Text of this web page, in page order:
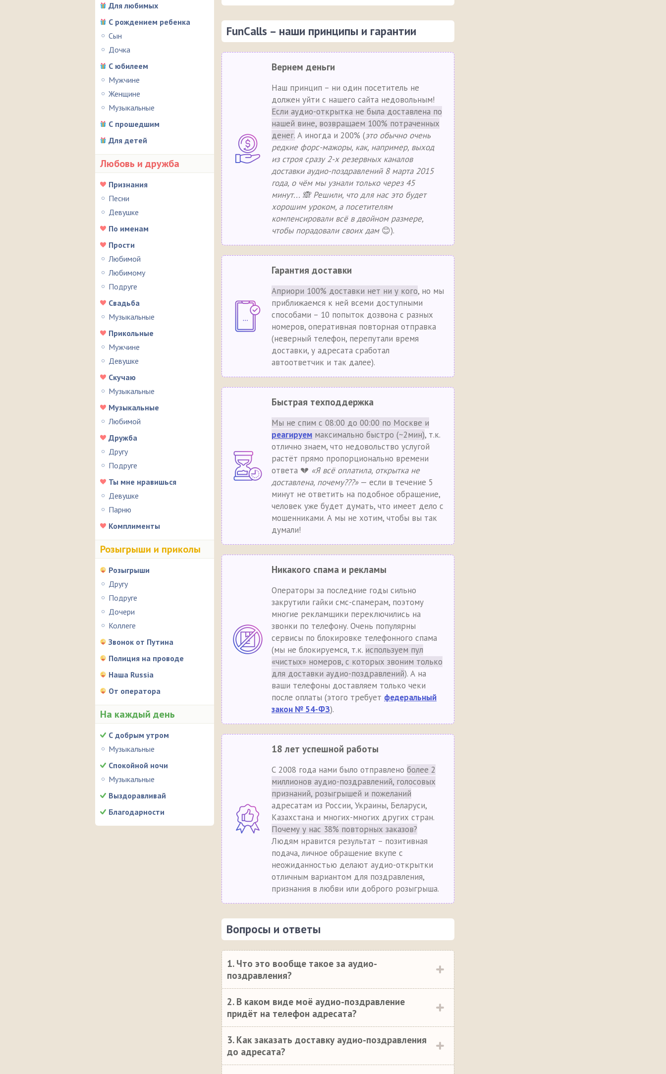
Для любимых
С рождением ребенка
Сын
Дочка
С юбилеем
Мужчине
Женщине
Музыкальные
С прошедшим
Для детей
Любовь и дружба
Признания
Песни
Девушке
По именам
Прости
Любимой
Любимому
Подруге
Свадьба
Музыкальные
Прикольные
Мужчине
Девушке
Скучаю
Музыкальные
Музыкальные
Любимой
Дружба
Другу
Подруге
Ты мне нравишься
Девушке
Парню
Комплименты
Розыгрыши и приколы
Розыгрыши
Другу
Подруге
Дочери
Коллеге
Звонок от Путина
Полиция на проводе
Наша Russia
От оператора
На каждый день
С добрым утром
Музыкальные
Спокойной ночи
Музыкальные
Выздоравливай
Благодарности
FunCalls – наши принципы и гарантии
Вернем деньги
Наш принцип – ни один посетитель не
должен уйти с нашего сайта недовольным!
Если аудио-открытка не была доставлена по
нашей вине, возвращаем 100% потраченных
денег. А иногда и 200% (это обычно очень
редкие форс-мажоры, как, например, выход
из строя сразу 2-х резервных каналов
доставки аудио-поздравлений 8 марта 2015
года, о чём мы узнали только через 45
минут... 🙈 Решили, что для нас это будет
хорошим уроком, а посетителям
компенсировали всё в двойном размере,
чтобы порадовали своих дам😊).
Гарантия доставки
Априори 100% доставки нет ни у кого, но мы
приближаемся к ней всеми доступными
способами – 10 попыток дозвона с разных
номеров, оперативная повторная отправка
(неверный телефон, перепутали время
доставки, у адресата сработал
автоответчик и так далее).
Быстрая техподдержка
Мы не спим с 08:00 до 00:00 по Москве и
реагируем максимально быстро (~2мин), т.к.
отлично знаем, что недовольство услугой
растёт прямо пропорционально времени
ответа 💔 «Я всё оплатила, открытка не
доставлена, почему???»— если в течение 5
минут не ответить на подобное обращение,
человек уже будет думать, что имеет дело с
мошенниками. А мы не хотим, чтобы вы так
думали!
Никакого спама и рекламы
Операторы за последние годы сильно
закрутили гайки смс-спамерам, поэтому
многие рекламщики переключились на
звонки по телефону. Очень популярны
сервисы по блокировке телефонного спама
(мы не блокируемся, т.к. используем пул
«чистых» номеров, с которых звоним только
для доставки аудио-поздравлений). А на
ваши телефоны доставляем только чеки
после оплаты (этого требует федеральный
закон № 54-ФЗ).
18 лет успешной работы
С 2008 года нами было отправлено более 2
миллионов аудио-поздравлений, голосовых
признаний, розыгрышей и пожеланий
адресатам из России, Украины, Беларуси,
Казахстана и многих-многих других стран.
Почему у нас 38% повторных заказов?
Людям нравится результат – позитивная
подача, личное обращение вкупе с
неожиданностью делают аудио-открытки
отличным вариантом для поздравления,
признания в любви или доброго розыгрыша.
Вопросы и ответы
1. Что это вообще такое за аудио-
поздравления?
2. В каком виде моё аудио-поздравление
придёт на телефон адресата?
3. Как заказать доставку аудио-поздравления
до адресата?